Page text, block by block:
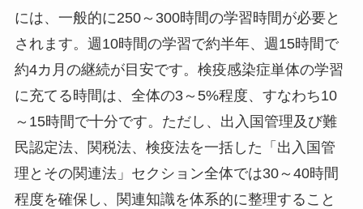
には、一般的に250～300時間の学習時間が必要と
されます。週10時間の学習で約半年、週15時間で
約4カ月の継続が目安です。検疫感染症単体の学習
に充てる時間は、全体の3～5%程度、すなわち10
～15時間で十分です。ただし、出入国管理及び難
民認定法、関税法、検疫法を一括した「出入国管
理とその関連法」セクション全体では30～40時間
程度を確保し、関連知識を体系的に整理すること